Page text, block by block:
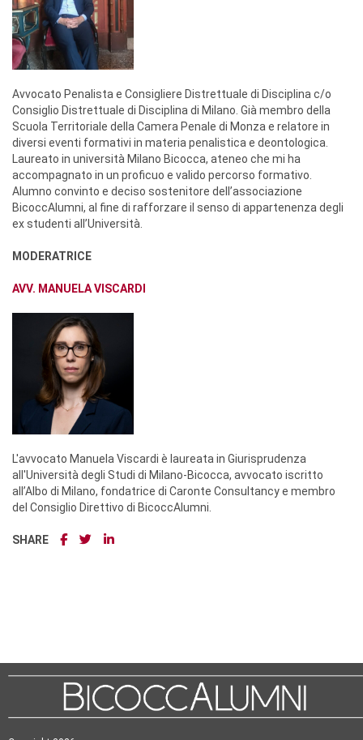
Avvocato Penalista e Consigliere Distrettuale di Disciplina c/o
Consiglio Distrettuale di Disciplina di Milano. Già membro della
Scuola Territoriale della Camera Penale di Monza e relatore in
diversi eventi formativi in materia penalistica e deontologica.
Laureato in università Milano Bicocca, ateneo che mi ha
accompagnato in un proficuo e valido percorso formativo.
Alumno convinto e deciso sostenitore dell’associazione
BicoccAlumni, al fine di rafforzare il senso di appartenenza degli
ex studenti all’Università.
MODERATRICE
AVV. MANUELA VISCARDI
L'avvocato Manuela Viscardi è laureata in Giurisprudenza
all'Università degli Studi di Milano-Bicocca, avvocato iscritto
all’Albo di Milano, fondatrice di Caronte Consultancy e membro
del Consiglio Direttivo di BicoccAlumni.
SHARE